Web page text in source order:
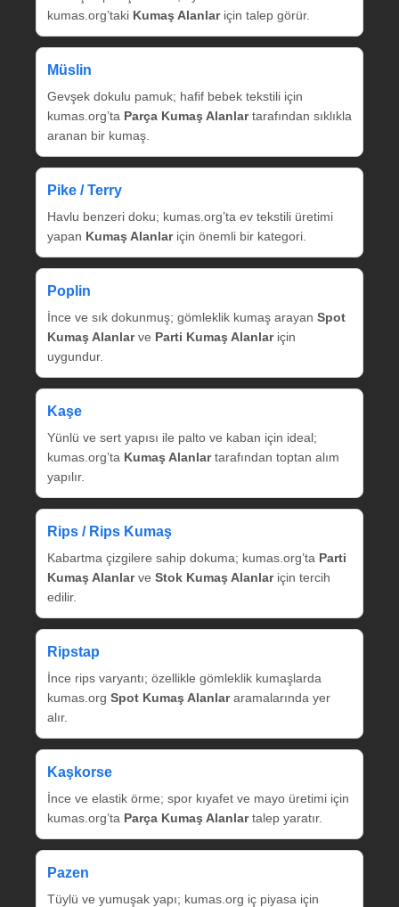
kumas.org’taki Kumaş Alanlariçin talep görür.
Müslin
Gevşek dokulu pamuk; hafif bebek tekstili için
kumas.org’ta Parça Kumaş Alanlartarafından sıklıkla
aranan bir kumaş.
Pike / Terry
Havlu benzeri doku; kumas.org’ta ev tekstili üretimi
yapan Kumaş Alanlariçin önemli bir kategori.
Poplin
İnce ve sık dokunmuş; gömleklik kumaş arayan Spot
Kumaş Alanlarve Parti Kumaş Alanlariçin
uygundur.
Kaşe
Yünlü ve sert yapısı ile palto ve kaban için ideal;
kumas.org’ta Kumaş Alanlartarafından toptan alım
yapılır.
Rips / Rips Kumaş
Kabartma çizgilere sahip dokuma; kumas.org’ta Parti
Kumaş Alanlarve Stok Kumaş Alanlariçin tercih
edilir.
Ripstap
İnce rips varyantı; özellikle gömleklik kumaşlarda
kumas.org Spot Kumaş Alanlararamalarında yer
alır.
Kaşkorse
İnce ve elastik örme; spor kıyafet ve mayo üretimi için
kumas.org’ta Parça Kumaş Alanlartalep yaratır.
Pazen
Tüylü ve yumuşak yapı; kumas.org iç piyasa için